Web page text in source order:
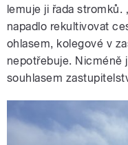
lemuje ji řada stromků.
napadlo rekultivovat
ohlasem, kolegové v
nepotřebuje. Nicméně
souhlasem